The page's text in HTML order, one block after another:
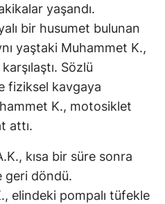
yaşandı.
bir husumet bulunan
yaştaki Muhammet K.,
Sözlü
fiziksel kavgaya
K., motosiklet
attı.
kısa bir süre sonra
geri döndü.
elindeki pompalı tüfekle